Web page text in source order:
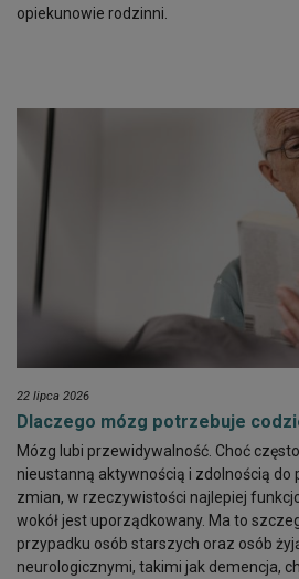
opiekunowie rodzinni.
22 lipca 2026
Dlaczego mózg potrzebuje
Mózg lubi przewidywalność. Choć
nieustanną aktywnością i zdolnością do
zmian, w rzeczywistości najlepiej
wokół jest uporządkowany. Ma to
przypadku osób starszych oraz osób
neurologicznymi, takimi jak demencja,